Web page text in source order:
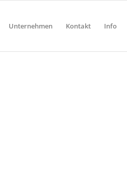
Unternehmen Kontakt Info